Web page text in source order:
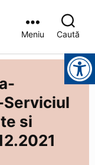
Meniu Caută
Instrumente pentru accesibilitate
Serviciul
si